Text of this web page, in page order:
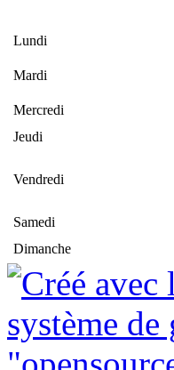
Lundi
Mardi
Mercredi
Jeudi
Vendredi
Samedi
Dimanche